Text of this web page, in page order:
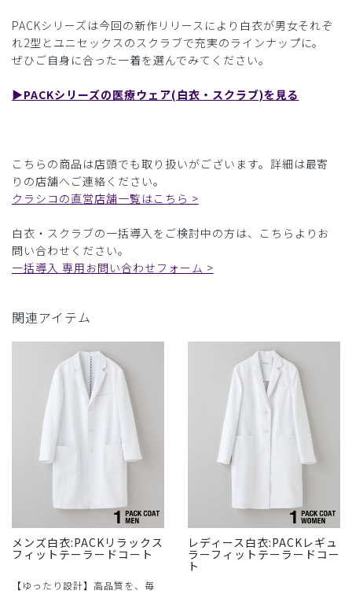
PACKシリーズは今回の新作リリースにより白衣が男女それぞ
れ2型とユニセックスのスクラブで充実のラインナップに。
ぜひご自身に合った一着を選んでみてください。
▶︎PACKシリーズの医療ウェア(白衣・スクラブ)を見る
こちらの商品は店頭でも取り扱いがございます。詳細は最寄
りの店舗へご連絡ください。
クラシコの直営店舗一覧はこちら >
白衣・スクラブの一括導入をご検討中の方は、こちらよりお
問い合わせください。
一括導入 専用お問い合わせフォーム >
関連アイテム
メンズ白衣:PACKリラックス
フィットテーラードコート
【ゆったり設計】高品質を、毎
レディース白衣:PACKレギュ
ラーフィットテーラードコー
ト